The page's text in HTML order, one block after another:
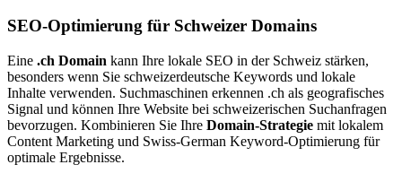
SEO-Optimierung für Schweizer Domains
Eine .ch Domain kann Ihre lokale SEO in der Schweiz stärken,
besonders wenn Sie schweizerdeutsche Keywords und lokale
Inhalte verwenden. Suchmaschinen erkennen .ch als geografisches
Signal und können Ihre Website bei schweizerischen Suchanfragen
bevorzugen. Kombinieren Sie Ihre Domain-Strategie mit lokalem
Content Marketing und Swiss-German Keyword-Optimierung für
optimale Ergebnisse.